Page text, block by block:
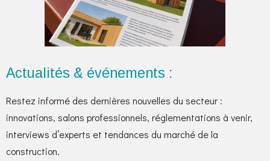
Actualités & événements :
Restez informé des dernières nouvelles du secteur :
innovations, salons professionnels, réglementations à venir,
interviews d’experts et tendances du marché de la
construction.